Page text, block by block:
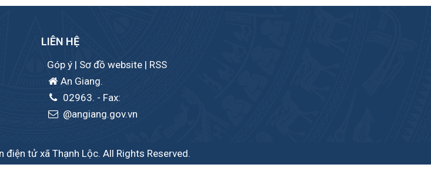
LIÊN HỆ
Góp ý | Sơ đồ website | RSS
An Giang.
02963. - Fax:
@angiang.gov.vn
tử xã Thạnh Lộc. All Rights Reserved.